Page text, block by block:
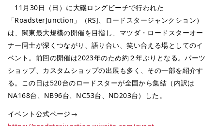
11月30日（日）に大磯ロングビーチで行われた
「RoadsterJunction」（RSJ、ロードスタージャンクション）
は、関東最大規模の開催を目指し、マツダ・ロードスターオー
ナー同士が深くつながり、語り合い、笑い合える場としてのイ
ベント。前回の開催は2023年のため約２年ぶりとなる。パーツ
ショップ、カスタムショップの出展も多く、その一部を紹介す
る。この日は520台のロードスターが全国から集結（内訳は
NA168台、NB96台、NC53台、ND203台）した。
イベント公式ページ→